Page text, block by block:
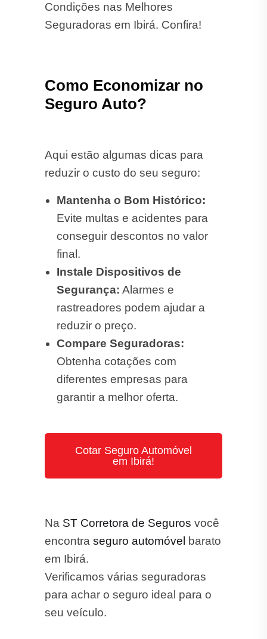
Condições nas Melhores
Seguradoras em Ibirá. Confira!
Como Economizar no
Seguro Auto?
Aqui estão algumas dicas para
reduzir o custo do seu seguro:
Mantenha o Bom Histórico:
Evite multas e acidentes para
conseguir descontos no valor
final.
Instale Dispositivos de
Segurança: Alarmes e
rastreadores podem ajudar a
reduzir o preço.
Compare Seguradoras:
Obtenha cotações com
diferentes empresas para
garantir a melhor oferta.
Cotar Seguro Automóvel
em Ibirá!
Na ST Corretora de Seguros você
encontra seguro automóvel
barato
em Ibirá.
Verificamos várias seguradoras
para achar o seguro ideal para o
seu veículo.